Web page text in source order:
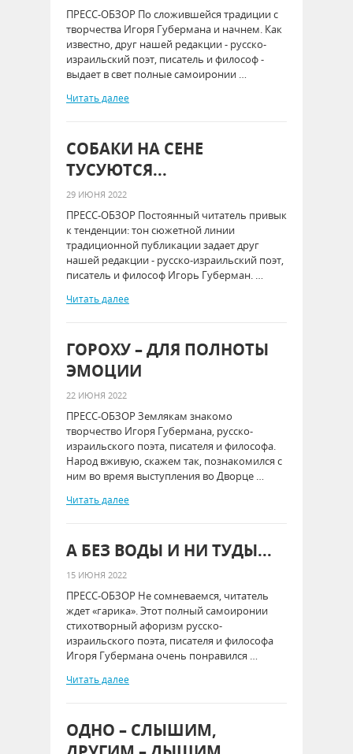
ПРЕСС-ОБЗОР По сложившейся традиции с
творчества Игоря Губермана и начнем. Как
известно, друг нашей редакции - русско-
израильский поэт, писатель и философ -
выдает в свет полные самоиронии …
Читать далее
СОБАКИ НА СЕНЕ
ТУСУЮТСЯ...
29 ИЮНЯ 2022
ПРЕСС-ОБЗОР Постоянный читатель привык
к тенденции: тон сюжетной линии
традиционной публикации задает друг
нашей редакции - русско-израильский поэт,
писатель и философ Игорь Губерман. …
Читать далее
ГОРОХУ – ДЛЯ ПОЛНОТЫ
ЭМОЦИИ
22 ИЮНЯ 2022
ПРЕСС-ОБЗОР Землякам знакомо
творчество Игоря Губермана, русско-
израильского поэта, писателя и философа.
Народ вживую, скажем так, познакомился с
ним во время выступления во Дворце …
Читать далее
А БЕЗ ВОДЫ И НИ ТУДЫ...
15 ИЮНЯ 2022
ПРЕСС-ОБЗОР Не сомневаемся, читатель
ждет «гарика». Этот полный самоиронии
стихотворный афоризм русско-
израильского поэта, писателя и философа
Игоря Губермана очень понравился …
Читать далее
ОДНО – СЛЫШИМ,